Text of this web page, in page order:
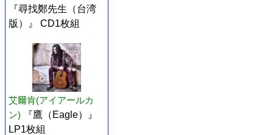
『尋找鄭先生（台湾
版）』 CD1枚組
艾爾肯(アイアールカ
ン)
『鷹（Eagle）』
LP1枚組